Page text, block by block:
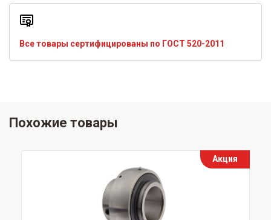
Все товары сертифицированы по ГОСТ 520-2011
Похожие товары
Акция